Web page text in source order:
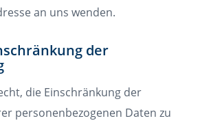
an uns wenden.
der
die Einschränkung der
personenbezogenen Daten zu